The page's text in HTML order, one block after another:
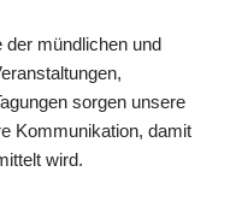
mündlichen und
sorgen unsere
Kommunikation, damit
wird.